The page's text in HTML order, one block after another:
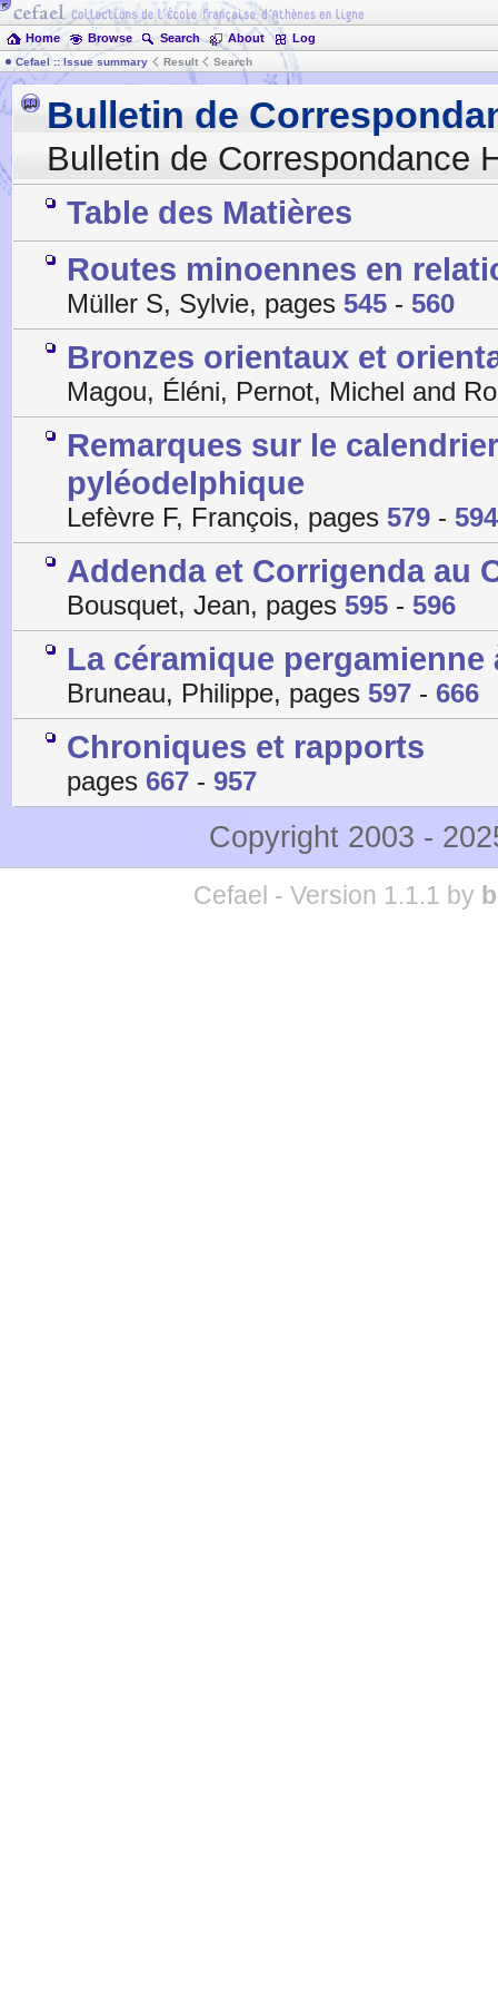
Home Browse Search About Log
Cefael :: Issue summary Result Search
Bulletin de
Bulletin de Correspondance
Table des Matières
Routes minoennes en
Müller S, Sylvie, pages 545 - 560
Bronzes orientaux et
Magou, Éléni, Pernot, Michel and
Remarques sur le
pyléodelphique
Lefèvre F, François, pages 579 - 594
Addenda et Corrigenda au
Bousquet, Jean, pages 595 - 596
La céramique
Bruneau, Philippe, pages 597 - 666
Chroniques et rapports
pages 667 - 957
Copyright 2003 -
Cefael - Version 1.1.1 by